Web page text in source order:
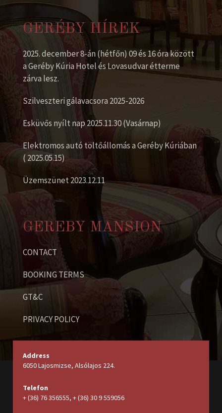
GERÉBY HÍREK
2025. december 8-án (hétfőn) 09 és 16 óra között
a Geréby Kúria Hotel és Lovasudvar étterme
zárva lesz.
Szilveszteri gálavacsora 2025-2026
Esküvős nyílt nap 2025.11.30 (Vasárnap)
Elektromos autó töltőállomás a Geréby Kúriában
( 2025.05.15)
Üzemszünet 2023.12.11
GEREBY MANSION
CONTACT
BOOKING TERMS
GT&C
PRIVACY POLICY
Address
6050 Lajosmizse, Alsólajos 224.
Telefon
+ (36) 76 356555, + (36) 30 9 559056